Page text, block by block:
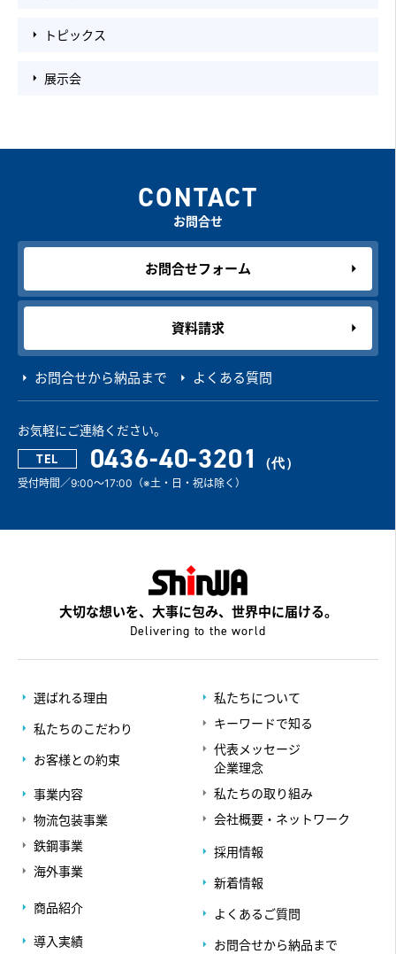
トピックス
展示会
CONTACT
お問合せ
お問合せフォーム
資料請求
お問合せから納品まで よくある質問
お気軽にご連絡ください。
TEL 0436-40-3201
受付時間／9:00～17:00（※土・日・祝は除く）
大切な想いを、大事に包み、世界中に届ける。
Delivering to the world
選ばれる理由
私たちのこだわり
お客様との約束
事業内容
物流包装事業
鉄鋼事業
海外事業
商品紹介
導入実績
私たちについて
キーワードで知る
代表メッセージ
企業理念
私たちの取り組み
会社概要・ネットワーク
採用情報
新着情報
よくあるご質問
お問合せから納品まで